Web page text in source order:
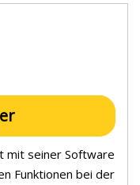
mit seiner Software
Funktionen bei der